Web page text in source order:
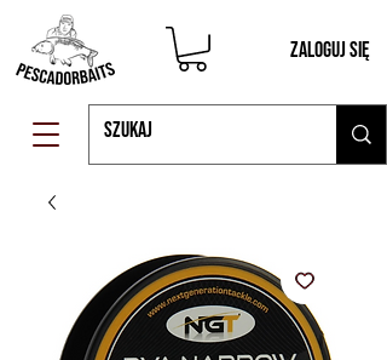
Zaloguj się